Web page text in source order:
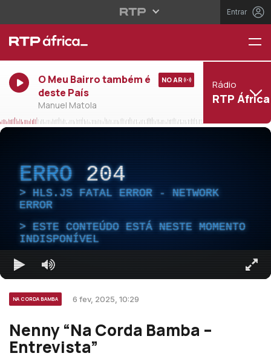
Entrar
O Meu Bairro também é
deste País
Manuel Matola
NO AR Rádio
RTP África
ERRO 204
HLS.JS FATAL ERROR - NETWORK
ERROR
ESTE CONTEÚDO ESTÁ NESTE MOMENTO
INDISPONÍVEL
NA CORDA BAMBA 6 fev, 2025, 10:29
Nenny “Na Corda Bamba –
Entrevista”